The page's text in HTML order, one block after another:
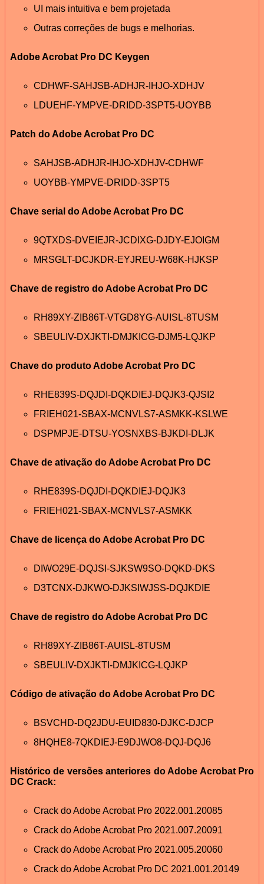
UI mais intuitiva e bem projetada
Outras correções de bugs e melhorias.
Adobe Acrobat Pro DC Keygen
CDHWF-SAHJSB-ADHJR-IHJO-XDHJV
LDUEHF-YMPVE-DRIDD-3SPT5-UOYBB
Patch do Adobe Acrobat Pro DC
SAHJSB-ADHJR-IHJO-XDHJV-CDHWF
UOYBB-YMPVE-DRIDD-3SPT5
Chave serial do Adobe Acrobat Pro DC
9QTXDS-DVEIEJR-JCDIXG-DJDY-EJOIGM
MRSGLT-DCJKDR-EYJREU-W68K-HJKSP
Chave de registro do Adobe Acrobat Pro DC
RH89XY-ZIB86T-VTGD8YG-AUISL-8TUSM
SBEULIV-DXJKTI-DMJKICG-DJM5-LQJKP
Chave do produto Adobe Acrobat Pro DC
RHE839S-DQJDI-DQKDIEJ-DQJK3-QJSI2
FRIEH021-SBAX-MCNVLS7-ASMKK-KSLWE
DSPMPJE-DTSU-YOSNXBS-BJKDI-DLJK
Chave de ativação do Adobe Acrobat Pro DC
RHE839S-DQJDI-DQKDIEJ-DQJK3
FRIEH021-SBAX-MCNVLS7-ASMKK
Chave de licença do Adobe Acrobat Pro DC
DIWO29E-DQJSI-SJKSW9SO-DQKD-DKS
D3TCNX-DJKWO-DJKSIWJSS-DQJKDIE
Chave de registro do Adobe Acrobat Pro DC
RH89XY-ZIB86T-AUISL-8TUSM
SBEULIV-DXJKTI-DMJKICG-LQJKP
Código de ativação do Adobe Acrobat Pro DC
BSVCHD-DQ2JDU-EUID830-DJKC-DJCP
8HQHE8-7QKDIEJ-E9DJWO8-DQJ-DQJ6
Histórico de versões anteriores do Adobe Acrobat Pro
DC Crack:
Crack do Adobe Acrobat Pro 2022.001.20085
Crack do Adobe Acrobat Pro 2021.007.20091
Crack do Adobe Acrobat Pro 2021.005.20060
Crack do Adobe Acrobat Pro DC 2021.001.20149